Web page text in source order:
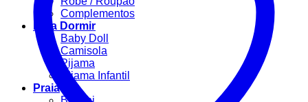
Complementos
Para Dormir
Baby Doll
Camisola
Pijama
Pijama Infantil
Praia